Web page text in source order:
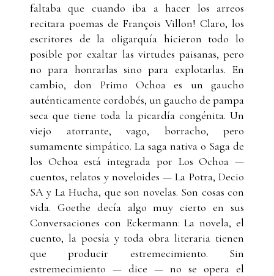
faltaba que cuando iba a hacer los arreos
recitara poemas de François Villon! Claro, los
escritores de la oligarquía hicieron todo lo
posible por exaltar las virtudes paisanas, pero
no para honrarlas sino para explotarlas. En
cambio, don Primo Ochoa es un gaucho
auténticamente cordobés, un gaucho de pampa
seca que tiene toda la picardía congénita. Un
viejo atorrante, vago, borracho, pero
sumamente simpático. La saga nativa o Saga de
los Ochoa está integrada por Los Ochoa —
cuentos, relatos y noveloides — La Potra, Decio
SA y La Hucha, que son novelas. Son cosas con
vida. Goethe decía algo muy cierto en sus
Conversaciones con Eckermann: La novela, el
cuento, la poesía y toda obra literaria tienen
que producir estremecimiento. Sin
estremecimiento — dice — no se opera el